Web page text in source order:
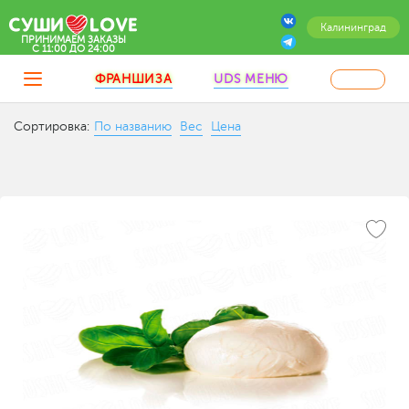
Калининград
ПРИНИМАЕМ ЗАКАЗЫ
C 11:00 ДО 24:00
ФРАНШИЗА UDS МЕНЮ
Сортировка: По названию Вес Цена